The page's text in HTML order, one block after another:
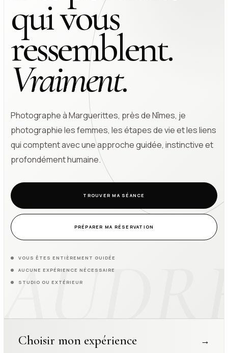
qui vous
ressemblent.
Vraiment.
Photographe à Marguerittes, près de Nîmes, je
photographie les femmes, les étapes de vie et les liens
qui comptent avec une approche guidée, instinctive et
profondément humaine.
TROUVER MA SÉANCE
PRÉPARER MA RÉSERVATION
VOUS ÊTES ENTIÈREMENT GUIDÉE
AUCUNE EXPÉRIENCE NÉCESSAIRE
STUDIO OU EXTÉRIEUR
Choisir mon expérience →